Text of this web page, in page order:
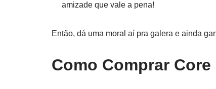
amizade que vale a pena!
Então, dá uma moral aí pra galera e ainda
Como Comprar